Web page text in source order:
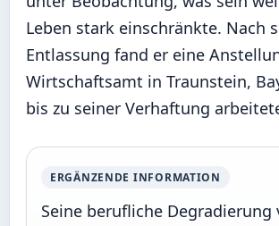
Leben stark einschränkte. Nach
Entlassung fand er eine
Wirtschaftsamt in Traunstein,
bis zu seiner Verhaftung
ERGÄNZENDE INFORMATION
Seine berufliche Degradierung